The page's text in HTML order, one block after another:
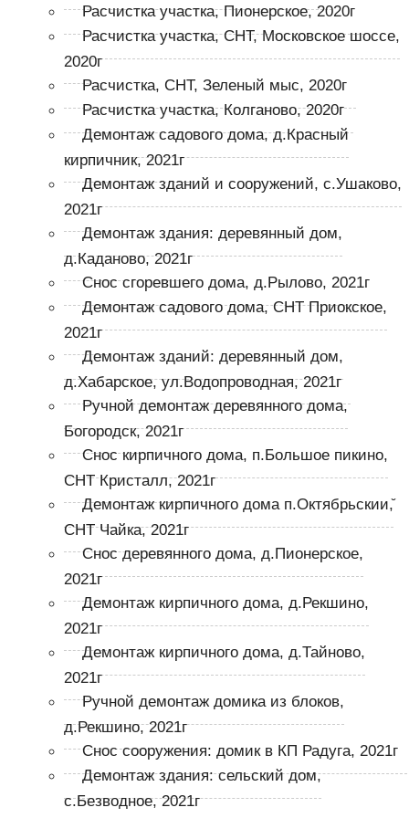
Расчистка участка, Пионерское, 2020г
Расчистка участка, СНТ, Московское шоссе,
2020г
Расчистка, СНТ, Зеленый мыс, 2020г
Расчистка участка, Колганово, 2020г
Демонтаж садового дома, д.Красный
кирпичник, 2021г
Демонтаж зданий и сооружений, с.Ушаково,
2021г
Демонтаж здания: деревянный дом,
д.Каданово, 2021г
Снос сгоревшего дома, д.Рылово, 2021г
Демонтаж садового дома, СНТ Приокское,
2021г
Демонтаж зданий: деревянный дом,
д.Хабарское, ул.Водопроводная, 2021г
Ручной демонтаж деревянного дома,
Богородск, 2021г
Снос кирпичного дома, п.Большое пикино,
СНТ Кристалл, 2021г
Демонтаж кирпичного дома п.Октябрьскии,̆
СНТ Чайка, 2021г
Снос деревянного дома, д.Пионерское,
2021г
Демонтаж кирпичного дома, д.Рекшино,
2021г
Демонтаж кирпичного дома, д.Тайново,
2021г
Ручной демонтаж домика из блоков,
д.Рекшино, 2021г
Снос сооружения: домик в КП Радуга, 2021г
Демонтаж здания: сельский дом,
с.Безводное, 2021г